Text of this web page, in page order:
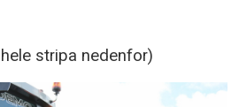
stripa nedenfor)